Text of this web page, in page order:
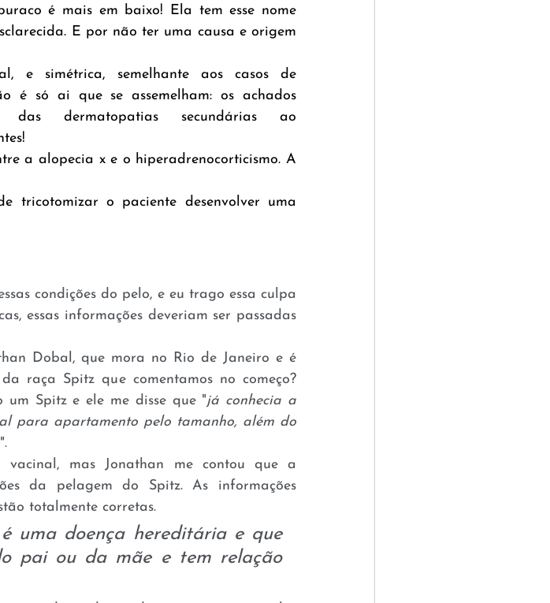
é mais em baixo! Ela tem esse nome
E por não ter uma causa e origem
e simétrica, semelhante aos casos de
é só ai que se assemelham: os achados
dermatopatias secundárias ao
a alopecia x e o hiperadrenocorticismo. A
tricotomizar o paciente desenvolver uma
condições do pelo, e eu trago essa culpa
essas informações deveriam ser passadas
Dobal, que mora no Rio de Janeiro e é
raça Spitz que comentamos no começo?
um Spitz e ele me disse que "já conhecia a
para apartamento pelo tamanho, além do
".
mas Jonathan me contou que a
da pelagem do Spitz. As informações
totalmente corretas.
uma doença hereditária e que
pai ou da mãe e tem relação